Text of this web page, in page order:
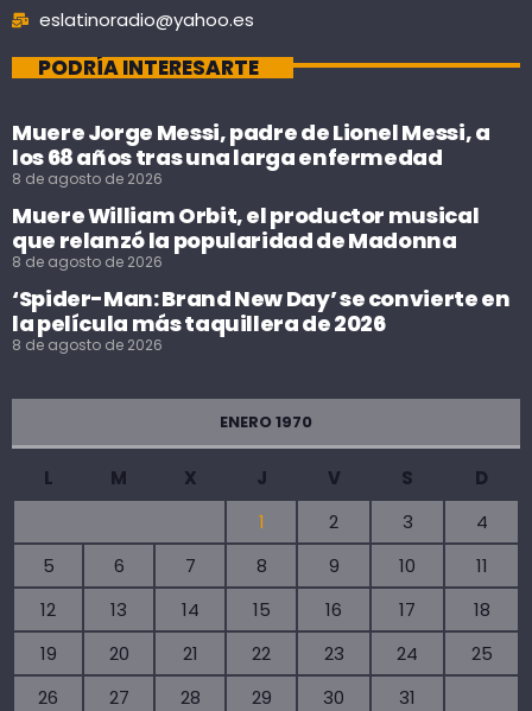
eslatinoradio@yahoo.es
PODRÍA INTERESARTE
Muere Jorge Messi, padre de Lionel Messi, a
los 68 años tras una larga enfermedad
8 de agosto de 2026
Muere William Orbit, el productor musical
que relanzó la popularidad de Madonna
8 de agosto de 2026
‘Spider-Man: Brand New Day’ se convierte en
la película más taquillera de 2026
8 de agosto de 2026
ENERO 1970
L M X J V S
D
1
2 3
4
5
6 7 8 9 10
11
12
13 14 15 16 17
18
19
20 21 22 23 24
25
26
27 28 29 30 31